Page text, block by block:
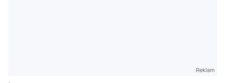
Reklam